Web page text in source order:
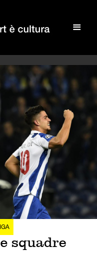
squadre